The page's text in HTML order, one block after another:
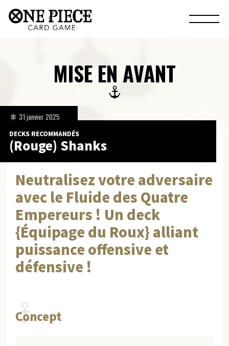
MISE EN AVANT
DECKS RECOMMANDÉS
(Rouge) Shanks
31 janvier 2025
Neutralisez votre adversaire
avec le Fluide des Quatre
Empereurs ! Un deck
{Équipage du Roux} alliant
puissance offensive et
défensive !
Concept